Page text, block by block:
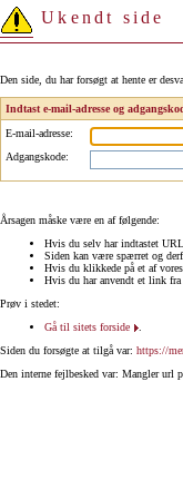
Ukendt side
Den side, du har forsøgt at hente er
Indtast e-mail-adresse og
E-mail-adresse:
Adgangskode:
Årsagen måske være en af følgende:
Hvis du selv har indtastet
Siden kan være spærret og
Hvis du klikkede på et af
Hvis du har anvendt et link
Prøv i stedet:
Gå til sitets forside
Siden du forsøgte at tilgå var: https://
Den interne fejlbesked var: Mangler url